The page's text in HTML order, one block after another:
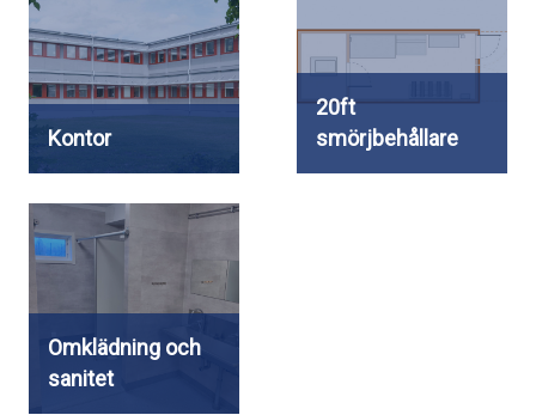
Kontor
20ft
smörjbehållare
Omklädning och
sanitet